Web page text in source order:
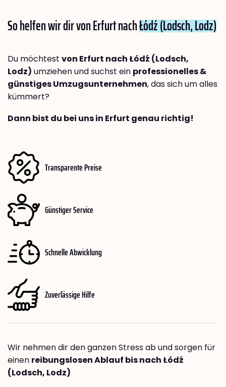
So helfen wir dir von Erfurt nachŁódź (Lodsch, Lodz)
Du möchtest von Erfurt nach Łódź (Lodsch,
Lodz) umziehen und suchst ein professionelles &
günstiges Umzugsunternehmen, das sich um alles
kümmert?
Dann bist du bei uns in Erfurt genau richtig!
Transparente Preise
Günstiger Service
Schnelle Abwicklung
Zuverlässige Hilfe
Wir nehmen dir den ganzen Stress ab und sorgen für
einen reibungslosen Ablauf bis nach Łódź
(Lodsch, Lodz)